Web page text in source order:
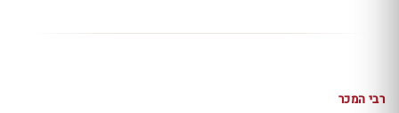
רבי המכר